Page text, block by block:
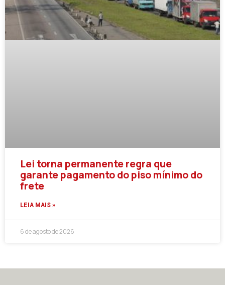
Lei torna permanente regra que
garante pagamento do piso mínimo do
frete
LEIA MAIS »
6 de agosto de 2026